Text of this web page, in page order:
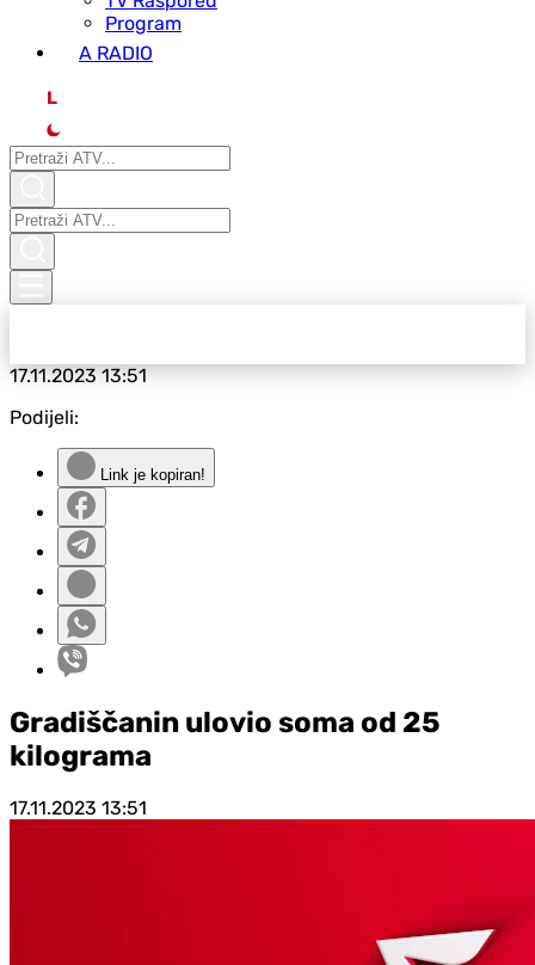
Program
A RADIO
L
17.11.202313:51
Podijeli:
Link je kopiran!
Gradiščanin ulovio soma od 25
kilograma
17.11.2023 13:51